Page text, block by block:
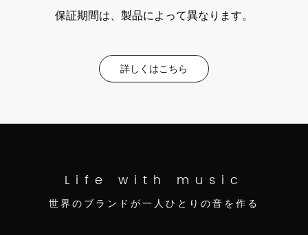
保証期間は、製品によって異なります。
詳しくはこちら
Life with music
世界のブランドが一人ひとりの音を作る